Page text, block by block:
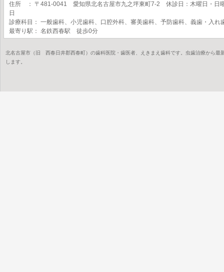
住所 ： 〒481-0041 愛知県北名古屋市九之坪東町7-2 休診日：木曜日・日
日
診療科目： 一般歯科、小児歯科、口腔外科、審美歯科、予防歯科、義歯・入れ
最寄り駅： 名鉄西春駅 徒歩0分
北名古屋市（旧 西春日井郡西春町）の歯科医院・歯医者、えきまえ歯科です。虫歯治療から最
します。